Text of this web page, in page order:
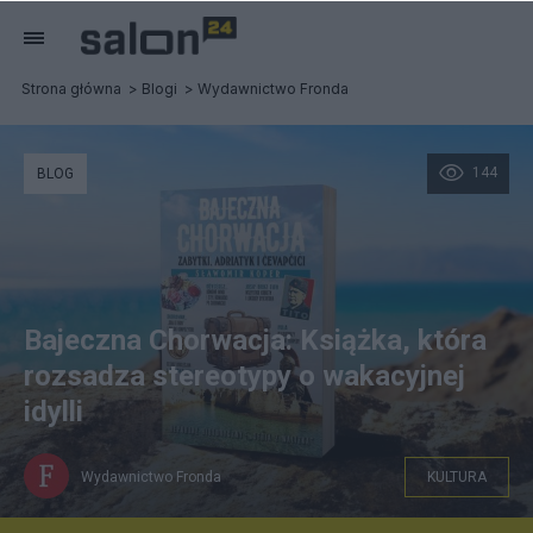
Strona główna Blogi Wydawnictwo Fronda
144
BLOG
Bajeczna Chorwacja: Książka, która
rozsadza stereotypy o wakacyjnej
idylli
Wydawnictwo Fronda KULTURA